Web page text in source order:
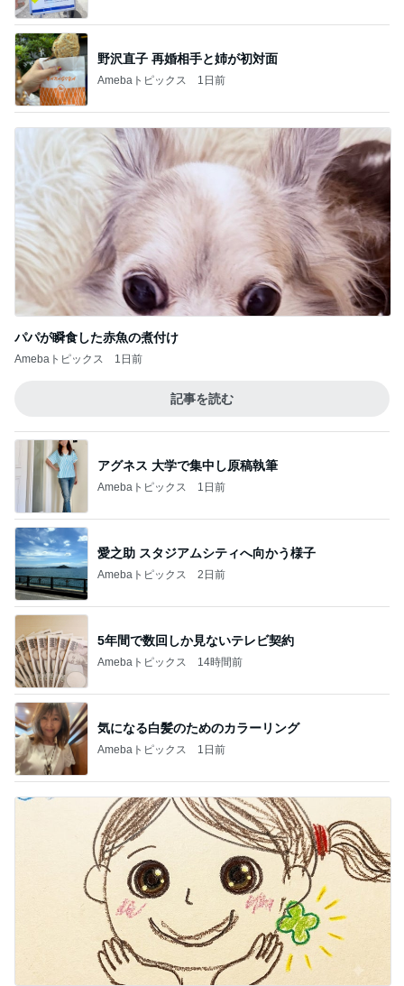
野沢直子 再婚相手と姉が初対面
Amebaトピックス 1日前
パパが瞬食した赤魚の煮付け
Amebaトピックス 1日前
記事を読む
アグネス 大学で集中し原稿執筆
Amebaトピックス 1日前
愛之助 スタジアムシティへ向かう様子
Amebaトピックス 2日前
5年間で数回しか見ないテレビ契約
Amebaトピックス 14時間前
気になる白髪のためのカラーリング
Amebaトピックス 1日前